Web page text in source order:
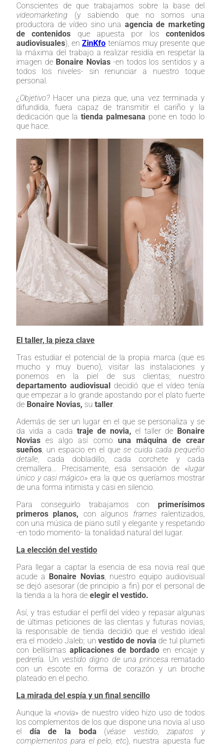
Conscientes de que trabajamos sobre la base del
videomarketing (y sabiendo que no somos una
productora de vídeo sino una agencia de marketing
de contenidos que apuesta por loscontenidos
audiovisuales), enZinKfo teníamos muy presente que
la máxima del trabajo a realizar residía en respetar la
imagen de Bonaire Novias-en todos los sentidos y a
todos los niveles- sin renunciar a nuestro toque
personal.
¿Objetivo? Hacer una pieza que, una vez terminada y
difundida, fuera capaz de transmitir el cariño y la
dedicación que la tienda palmesana pone en todo lo
que hace.
El taller, la pieza clave
Tras estudiar el potencial de la propia marca (que es
mucho y muy bueno), visitar las instalaciones y
ponernos en la piel de sus clientas; nuestro
departamento audiovisualdecidió que el vídeo tenía
que empezar a lo grande apostando por el plato fuerte
de Bonaire Novias, su taller.
Además de ser un lugar en el que se personaliza y se
da vida a cada traje de novia, el taller de Bonaire
Novias es algo así como una máquina de crear
sueños, un espacio en el que se cuida cada pequeño
detalle, cada dobladillo, cada corchete y cada
cremallera… Precisamente, esa sensación de «lugar
único y casi mágico» era la que os queríamos mostrar
de una forma intimista y casi en silencio.
Para conseguirlo trabajamos con primerísimos
primeros planos, con algunos frames ralentizados,
con una música de piano sutil y elegante y respetando
-en todo momento- la tonalidad natural del lugar.
La elección del vestido
Para llegar a captar la esencia de esa novia real que
acude a Bonaire Novias, nuestro equipo audiovisual
se dejó asesorar (de principio a fin) por el personal de
la tienda a la hora de elegir el vestido.
Así, y tras estudiar el perfil del vídeo y repasar algunas
de últimas peticiones de las clientas y futuras novias,
la responsable de tienda decidió que el vestido ideal
era el modelo Jaleb; un vestido de novia de tul plumeti
con bellísimas aplicaciones de bordado en encaje y
pedrería. Un vestido digno de una princesarematado
con un escote en forma de corazón y un broche
plateado en el pecho.
La mirada del espía y un final sencillo
Aunque la «novia» de nuestro vídeo hizo uso de todos
los complementos de los que dispone una novia al uso
el día de la boda (véase vestido, zapatos y
complementos para el pelo, etc), nuestra apuesta fue